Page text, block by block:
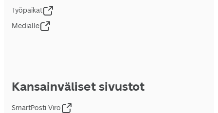
Työpaikat
Medialle
Kansainväliset sivustot
SmartPosti Viro